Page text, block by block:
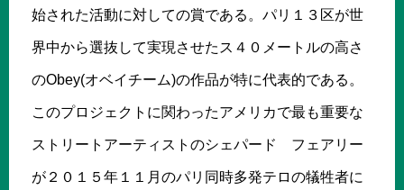
始された活動に対しての賞である。パリ１３区が世
界中から選抜して実現させたス４０メートルの高さ
のObey(オベイチーム)の作品が特に代表的である。
このプロジェクトに関わったアメリカで最も重要な
ストリートアーティストのシェパード フェアリー
が２０１５年１１月のパリ同時多発テロの犠牲者に